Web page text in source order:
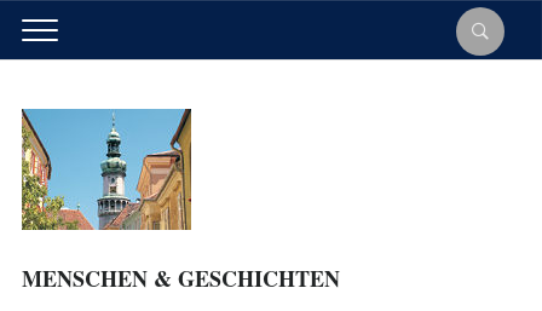
MENSCHEN & GESCHICHTEN